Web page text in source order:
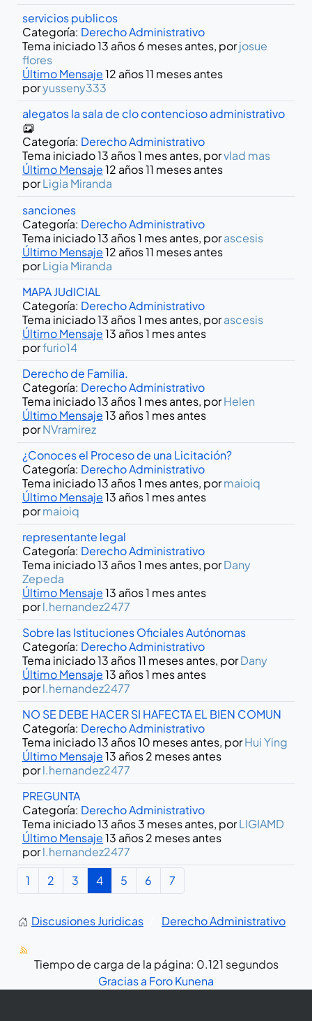
servicios publicos
Categoría: Derecho Administrativo
Tema iniciado 13 años 6 meses antes, porjosue
flores
Último Mensaje12 años 11 meses antes
poryusseny333
alegatos la sala de clo contencioso administrativo
Categoría: Derecho Administrativo
Tema iniciado 13 años 1 mes antes, porvlad mas
Último Mensaje12 años 11 meses antes
porLigia Miranda
sanciones
Categoría: Derecho Administrativo
Tema iniciado 13 años 1 mes antes, porascesis
Último Mensaje12 años 11 meses antes
porLigia Miranda
MAPA JUdICIAL
Categoría: Derecho Administrativo
Tema iniciado 13 años 1 mes antes, porascesis
Último Mensaje13 años 1 mes antes
porfurio14
Derecho de Familia.
Categoría: Derecho Administrativo
Tema iniciado 13 años 1 mes antes, porHelen
Último Mensaje13 años 1 mes antes
porNVramirez
¿Conoces el Proceso de una Licitación?
Categoría: Derecho Administrativo
Tema iniciado 13 años 1 mes antes, pormaioiq
Último Mensaje13 años 1 mes antes
pormaioiq
representante legal
Categoría: Derecho Administrativo
Tema iniciado 13 años 1 mes antes, porDany
Zepeda
Último Mensaje13 años 1 mes antes
porl.hernandez2477
Sobre las Istituciones Oficiales Autónomas
Categoría: Derecho Administrativo
Tema iniciado 13 años 11 meses antes, porDany
Último Mensaje13 años 1 mes antes
porl.hernandez2477
NO SE DEBE HACER SI HAFECTA EL BIEN COMUN
Categoría: Derecho Administrativo
Tema iniciado 13 años 10 meses antes, porHui Ying
Último Mensaje13 años 2 meses antes
porl.hernandez2477
PREGUNTA
Categoría: Derecho Administrativo
Tema iniciado 13 años 3 meses antes, porLIGIAMD
Último Mensaje13 años 2 meses antes
porl.hernandez2477
1
2 3 4 5 6 7
Discusiones Juridicas Derecho Administrativo
Tiempo de carga de la página: 0.121 segundos
Gracias a Foro Kunena